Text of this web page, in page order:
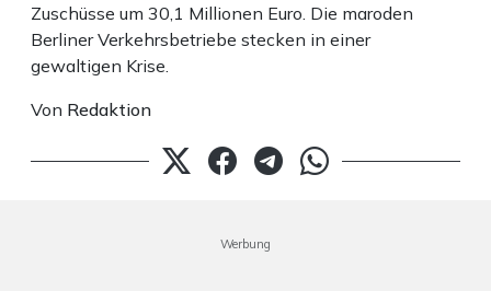
Zuschüsse um 30,1 Millionen Euro. Die maroden
Berliner Verkehrsbetriebe stecken in einer
gewaltigen Krise.
Von Redaktion
Werbung